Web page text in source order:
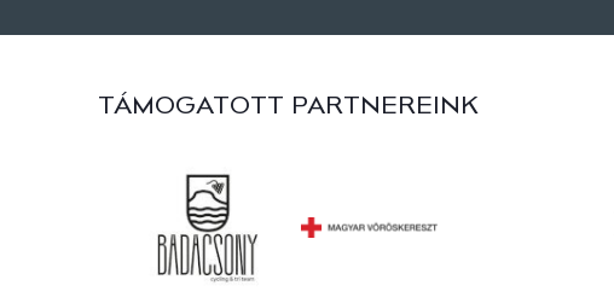
TÁMOGATOTT PARTNEREINK